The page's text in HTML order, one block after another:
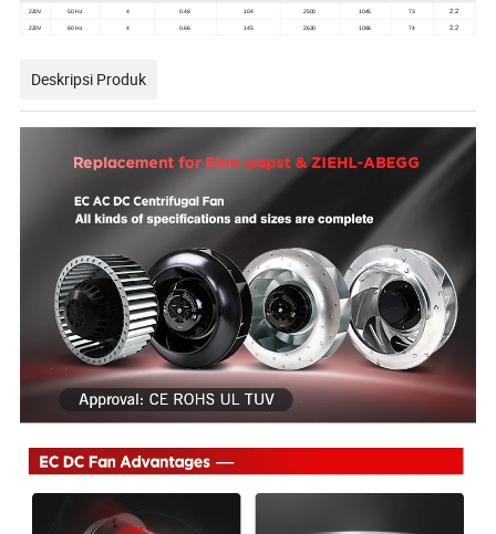
220V 50 Hz 4 0.48 104 2500 1045 73 2.2
220V 60 Hz 4 0.66 145 2630 1066 74 2.2
Deskripsi Produk